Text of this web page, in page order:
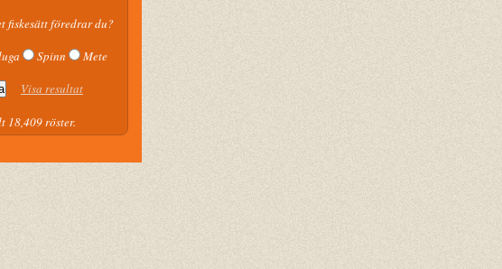
fiskesätt föredrar du?
Spinn
Mete
Visa resultat
18,409 röster.